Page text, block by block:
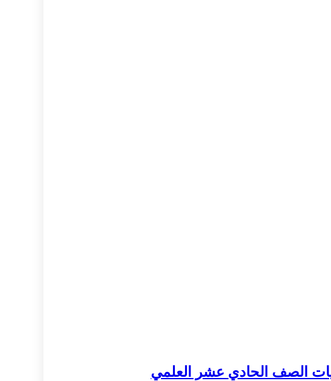
الصف الحادي عشر العلمي